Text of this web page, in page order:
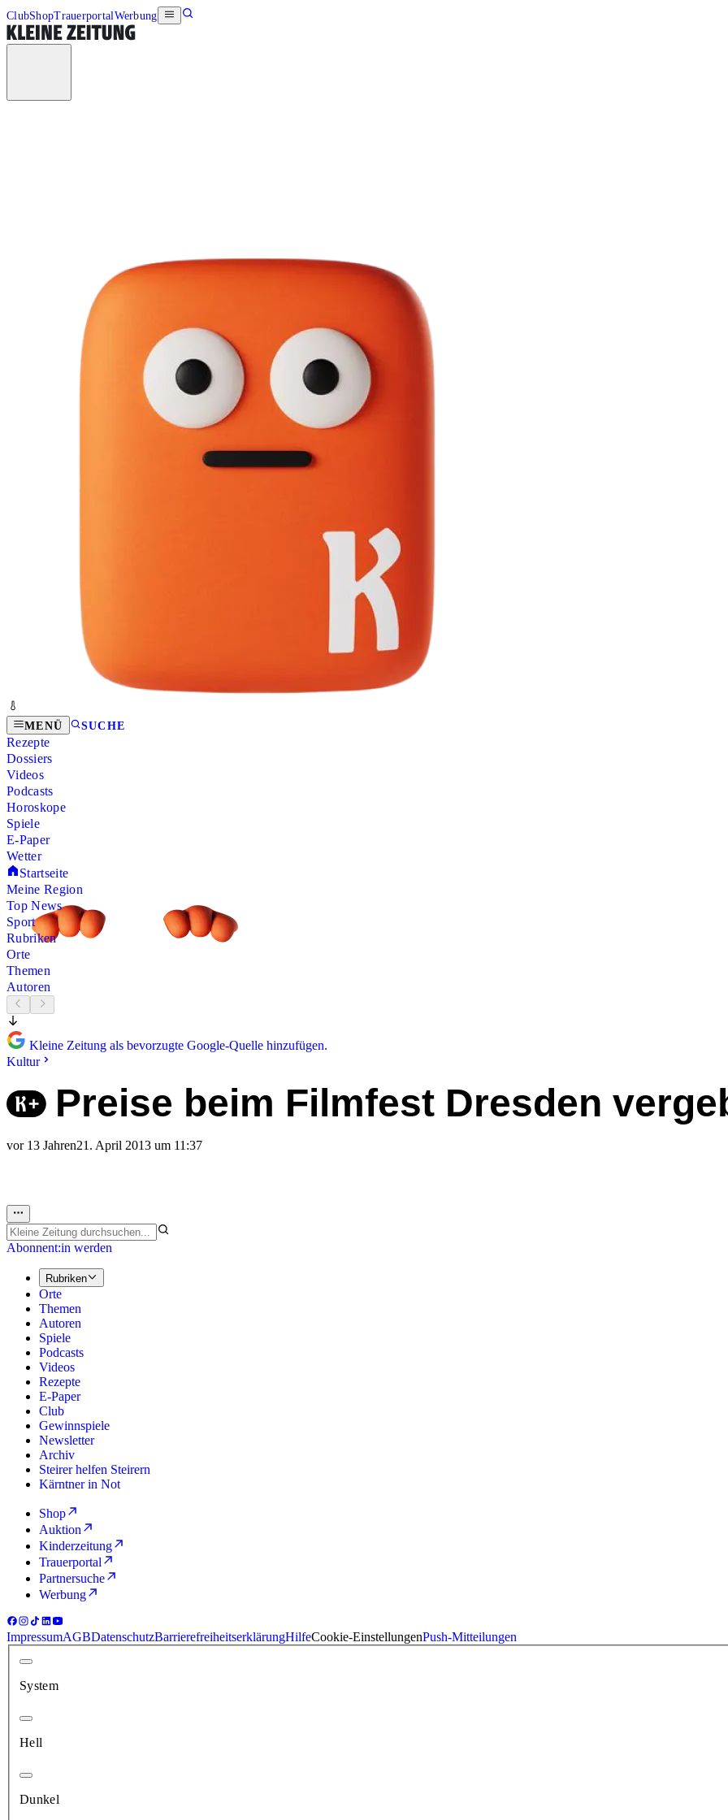
ClubShopTrauerportalWerbung
MENÜ SUCHE
Rezepte
Dossiers
Videos
Podcasts
Horoskope
Spiele
E-Paper
Wetter
Startseite
Meine Region
Top News
Sport
Rubriken
Orte
Themen
Autoren
Kleine Zeitung als bevorzugte Google-Quelle hinzufügen.
Kultur
Preise beim Filmfest Dresden
vor 13 Jahren21. April 2013 um 11:37
Abonnent:in werden
Rubriken
Orte
Themen
Autoren
Spiele
Podcasts
Videos
Rezepte
E-Paper
Club
Gewinnspiele
Newsletter
Archiv
Steirer helfen Steirern
Kärntner in Not
Shop
Auktion
Kinderzeitung
Trauerportal
Partnersuche
Werbung
ImpressumAGBDatenschutzBarrierefreiheitserklärungHilfeCookie-EinstellungenPush-Mitteilungen
System
Hell
Dunkel